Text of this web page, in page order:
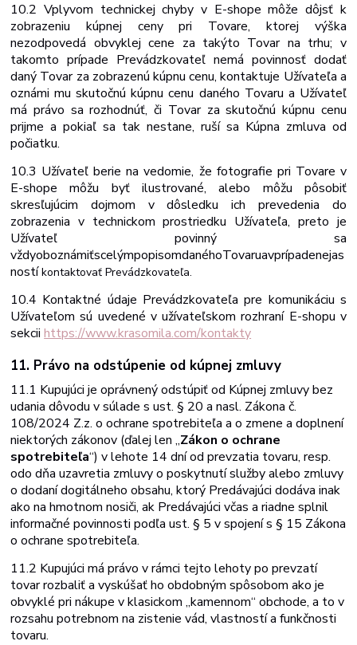
10.2 Vplyvom technickej chyby v E-shope môže dôjsť k
zobrazeniu kúpnej ceny pri Tovare, ktorej výška
nezodpovedá obvyklej cene za takýto Tovar na trhu; v
takomto prípade Prevádzkovateľ nemá povinnosť dodať
daný Tovar za zobrazenú kúpnu cenu, kontaktuje Užívateľa a
oznámi mu skutočnú kúpnu cenu daného Tovaru a Užívateľ
má právo sa rozhodnúť, či Tovar za skutočnú kúpnu cenu
prijme a pokiaľ sa tak nestane, ruší sa Kúpna zmluva od
počiatku.
10.3 Užívateľ berie na vedomie, že fotografie pri Tovare v
E-shope môžu byť ilustrované, alebo môžu pôsobiť
skresľujúcim dojmom v dôsledku ich prevedenia do
zobrazenia v technickom prostriedku Užívateľa, preto je
Užívateľ povinný sa
vždyoboznámiťscelýmpopisomdanéhoTovaruavprípadenejas
nostíkontaktovať Prevádzkovateľa.
10.4 Kontaktné údaje Prevádzkovateľa pre komunikáciu s
Užívateľom sú uvedené v užívateľskom rozhraní E-shopu v
sekciihttps://www.krasomila.com/kontakty
11. Právo na odstúpenie od kúpnej zmluvy
11.1 Kupujúci je oprávnený odstúpiť od Kúpnej zmluvy bez
udania dôvodu v súlade s ust.§ 20anasl. Zákonač.
108/2024 Z.z.oochranespotrebiteľaao zmene adoplnení
niektorých zákonov (ďalej len „Zákon o ochrane
spotrebiteľa“) v lehote 14 dní od prevzatia tovaru, resp.
odo dňa uzavretia zmluvy o poskytnutí služby alebo zmluvy
o dodaní dogitálneho obsahu, ktorý Predávajúci dodáva inak
akonahmotnomnosiči,ak Predávajúcivčasariadnesplnil
informačnépovinnosti podľa ust. § 5 v spojení s § 15 Zákona
o ochrane spotrebiteľa.
11.2 Kupujúci má právo v rámci tejto lehoty po prevzatí
tovar rozbaliť a vyskúšať ho obdobným spôsobom ako je
obvyklé pri nákupe v klasickom „kamennom“ obchode, a to v
rozsahu potrebnom na zistenie vád, vlastností a funkčnosti
tovaru.